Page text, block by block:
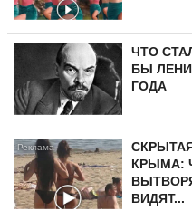
ЧТО
БЫ
ГОДА
КРЫМА:
ВИДЯТ...